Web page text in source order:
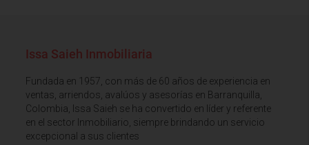
Issa Saieh Inmobiliaria
Fundada en 1957, con más de 60 años de experiencia en
ventas, arriendos, avalúos y asesorías en Barranquilla,
Colombia, Issa Saieh se ha convertido en líder y referente
en el sector Inmobiliario, siempre brindando un servicio
excepcional a sus clientes